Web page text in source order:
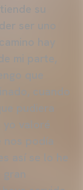
su
ser uno
hay
mi parte,
que
cuando
pudiera
yo valoré
nos podía